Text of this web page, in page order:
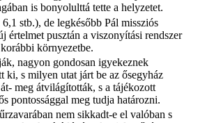
is bonyolulttá tette a helyzetet.
stb.), de legkésőbb Pál missziós
értelmet pusztán a viszonyítási rendszer
környezetbe.
nagyon gondosan igyekeznek
ki, s milyen utat járt be az ősegyház
meg átvilágították, s a tájékozott
pontossággal meg tudja határozni.
nem sikkadt-e el valóban s